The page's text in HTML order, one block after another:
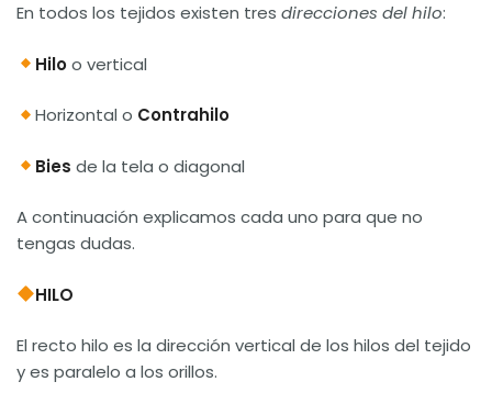
En todos los tejidos existen tres direcciones del hilo:
Hiloo vertical
Horizontal o Contrahilo
Bies de la tela o diagonal
A continuación explicamos cada uno para que no
tengas dudas.
HILO
El recto hilo es la dirección vertical de los hilos del tejido
y es paralelo a los orillos.